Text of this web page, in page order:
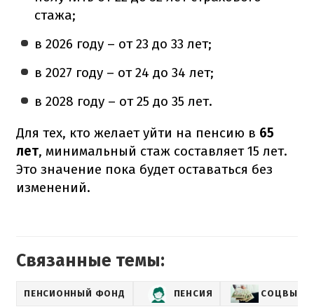
стажа;
в 2026 году – от 23 до 33 лет;
в 2027 году – от 24 до 34 лет;
в 2028 году – от 25 до 35 лет.
Для тех, кто желает уйти на пенсию в 65
лет, минимальный стаж составляет 15 лет.
Это значение пока будет оставаться без
изменений.
Связанные темы:
ПЕНСИОННЫЙ ФОНД ПЕНСИЯ